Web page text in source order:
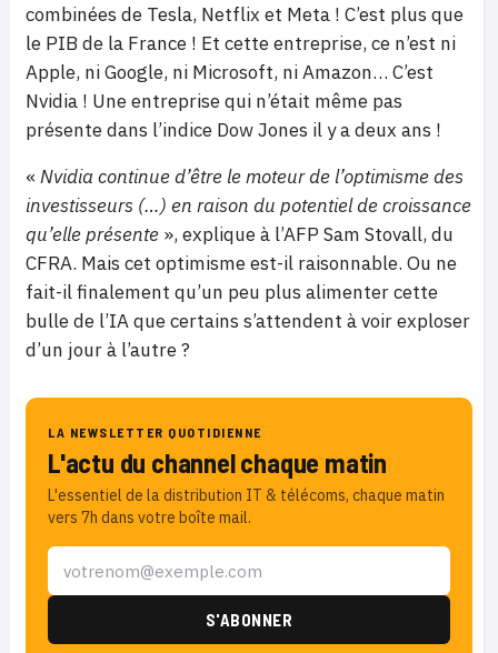
combinées de Tesla, Netflix et Meta ! C’est plus que
le PIB de la France ! Et cette entreprise, ce n’est ni
Apple, ni Google, ni Microsoft, ni Amazon… C’est
Nvidia ! Une entreprise qui n’était même pas
présente dans l’indice Dow Jones il y a deux ans !
« Nvidia continue d’être le moteur de l’optimisme des
investisseurs (…) en raison du potentiel de croissance
qu’elle présente », explique à l’AFP Sam Stovall, du
CFRA. Mais cet optimisme est-il raisonnable. Ou ne
fait-il finalement qu’un peu plus alimenter cette
bulle de l’IA que certains s’attendent à voir exploser
d’un jour à l’autre ?
LA NEWSLETTER QUOTIDIENNE
L'actu du channel chaque matin
L'essentiel de la distribution IT & télécoms, chaque matin
vers 7h dans votre boîte mail.